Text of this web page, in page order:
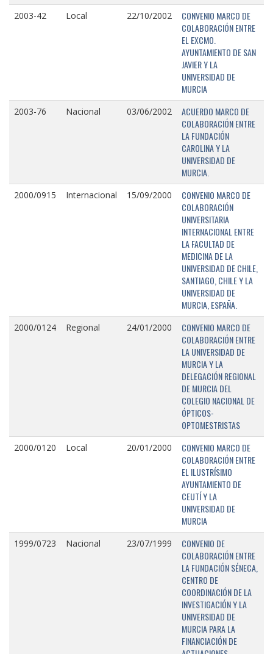
2003-42 Local 22/10/2002
CONVENIO MARCO DE
COLABORACIÓN ENTRE
EL EXCMO.
AYUNTAMIENTO DE SAN
JAVIER Y LA
UNIVERSIDAD DE
MURCIA
2003-76 Nacional 03/06/2002
ACUERDO MARCO DE
COLABORACIÓN ENTRE
LA FUNDACIÓN
CAROLINA Y LA
UNIVERSIDAD DE
MURCIA.
2000/0915 Internacional 15/09/2000
CONVENIO MARCO DE
COLABORACIÓN
UNIVERSITARIA
INTERNACIONAL ENTRE
LA FACULTAD DE
MEDICINA DE LA
UNIVERSIDAD DE CHILE,
SANTIAGO, CHILE Y LA
UNIVERSIDAD DE
MURCIA, ESPAÑA.
2000/0124 Regional 24/01/2000
CONVENIO MARCO DE
COLABORACIÓN ENTRE
LA UNIVERSIDAD DE
MURCIA Y LA
DELEGACIÓN REGIONAL
DE MURCIA DEL
COLEGIO NACIONAL DE
ÓPTICOS-
OPTOMESTRISTAS
2000/0120 Local 20/01/2000
CONVENIO MARCO DE
COLABORACIÓN ENTRE
EL ILUSTRÍSIMO
AYUNTAMIENTO DE
CEUTÍ Y LA
UNIVERSIDAD DE
MURCIA
1999/0723 Nacional 23/07/1999
CONVENIO DE
COLABORACIÓN ENTRE
LA FUNDACIÓN SÉNECA,
CENTRO DE
COORDINACIÓN DE LA
INVESTIGACIÓN Y LA
UNIVERSIDAD DE
MURCIA PARA LA
FINANCIACIÓN DE